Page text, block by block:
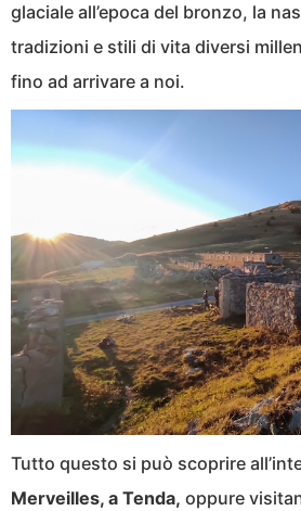
glaciale all’epoca del bronzo, la
tradizioni e stili di vita diversi
fino ad arrivare a noi.
Tutto questo si può scoprire
Merveilles, a Tenda, oppure